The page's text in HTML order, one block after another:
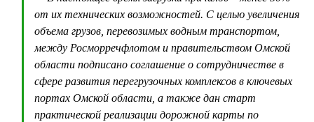
от их технических возможностей. С целью увеличения
объема грузов, перевозимых водным транспортом,
между Росморречфлотом и правительством Омской
области подписано соглашение о сотрудничестве в
сфере развития перегрузочных комплексов в ключевых
портах Омской области, а также дан старт
практической реализации дорожной карты по